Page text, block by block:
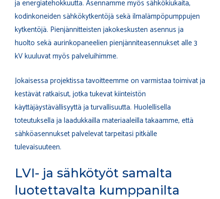
ja energiatehokkuutta. Asennamme myös sähkökiukaita,
kodinkoneiden sähkökytkentöjä sekä ilmalämpöpumppujen
kytkentöjä. Pienjännitteisten jakokeskusten asennus ja
huolto sekä aurinkopaneelien pienjänniteasennukset alle 3
kV kuuluvat myös palveluihimme.
Jokaisessa projektissa tavoitteemme on varmistaa toimivat ja
kestävät ratkaisut, jotka tukevat kiinteistön
käyttäjäystävällisyyttä ja turvallisuutta. Huolellisella
toteutuksella ja laadukkailla materiaaleilla takaamme, että
sähköasennukset palvelevat tarpeitasi pitkälle
tulevaisuuteen.
LVI- ja sähkötyöt samalta
luotettavalta kumppanilta